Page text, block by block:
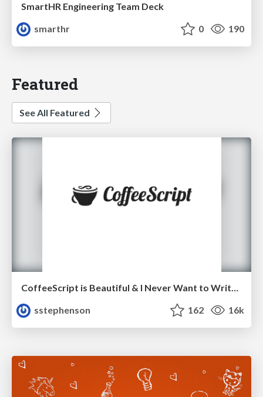
SmartHR Engineering Team Deck
smarthr
0 190
Featured
See All Featured
CoffeeScript is Beautiful & I Never Want to Write Plain JavaScript Again
sstephenson
162 16k